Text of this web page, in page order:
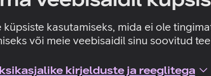
küpsiste kasutamiseks, mida ei ole
või meie veebisaidil sinu soovitud
kirjelduste ja reeglitega